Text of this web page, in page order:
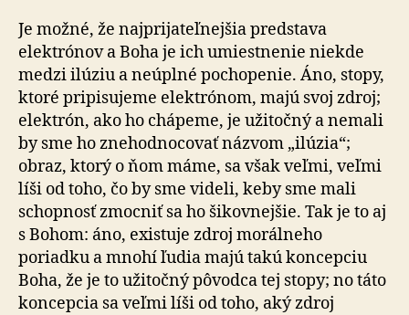
Je možné, že najprijateľnejšia predstava
elektrónov a Boha je ich umiestnenie niekde
medzi ilúziu a neúplné pochopenie. Áno, stopy,
ktoré pripisujeme elektrónom, majú svoj zdroj;
elektrón, ako ho chápeme, je užitočný a nemali
by sme ho znehodnocovať názvom „ilúzia“;
obraz, ktorý o ňom máme, sa však veľmi, veľmi
líši od toho, čo by sme videli, keby sme mali
schopnosť zmocniť sa ho šikovnejšie. Tak je to aj
s Bohom: áno, existuje zdroj morálneho
poriadku a mnohí ľudia majú takú koncepciu
Boha, že je to užitočný pôvodca tej stopy; no táto
koncepcia sa veľmi líši od toho, aký zdroj